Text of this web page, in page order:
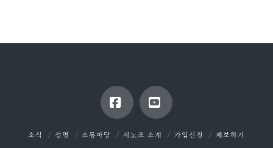
FacebookYouTube
소식 성명 소통마당 새노조 소개 가입신청 제보하기